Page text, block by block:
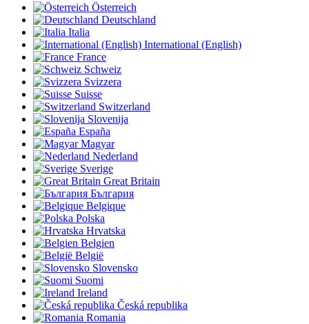
Österreich
Deutschland
Italia
International (English)
France
Schweiz
Svizzera
Suisse
Switzerland
Slovenija
España
Magyar
Nederland
Sverige
Great Britain
България
Belgique
Polska
Hrvatska
Belgien
België
Slovensko
Suomi
Ireland
Česká republika
Romania